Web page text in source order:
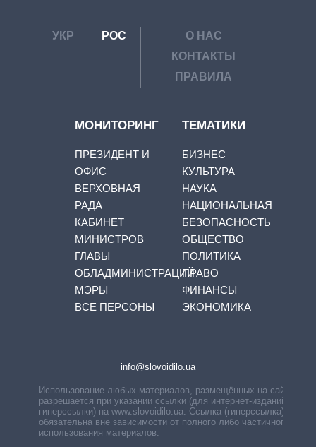
УКР РОС
О НАС
КОНТАКТЫ
ПРАВИЛА
МОНИТОРИНГ
ПРЕЗИДЕНТ И
ОФИС
ВЕРХОВНАЯ
РАДА
КАБИНЕТ
МИНИСТРОВ
ГЛАВЫ
ОБЛАДМИНИСТРАЦИЙ
МЭРЫ
ВСЕ ПЕРСОНЫ
ТЕМАТИКИ
БИЗНЕС
КУЛЬТУРА
НАУКА
НАЦИОНАЛЬНАЯ
БЕЗОПАСНОСТЬ
ОБЩЕСТВО
ПОЛИТИКА
ПРАВО
ФИНАНСЫ
ЭКОНОМИКА
info@slovoidilo.ua
Использование любых материалов, размещённых на сайте,
разрешается при указании ссылки (для интернет-изданий —
гиперссылки) на www.slovoidilo.ua. Ссылка (гиперссылка)
обязательна вне зависимости от полного либо частичного
использования материалов.